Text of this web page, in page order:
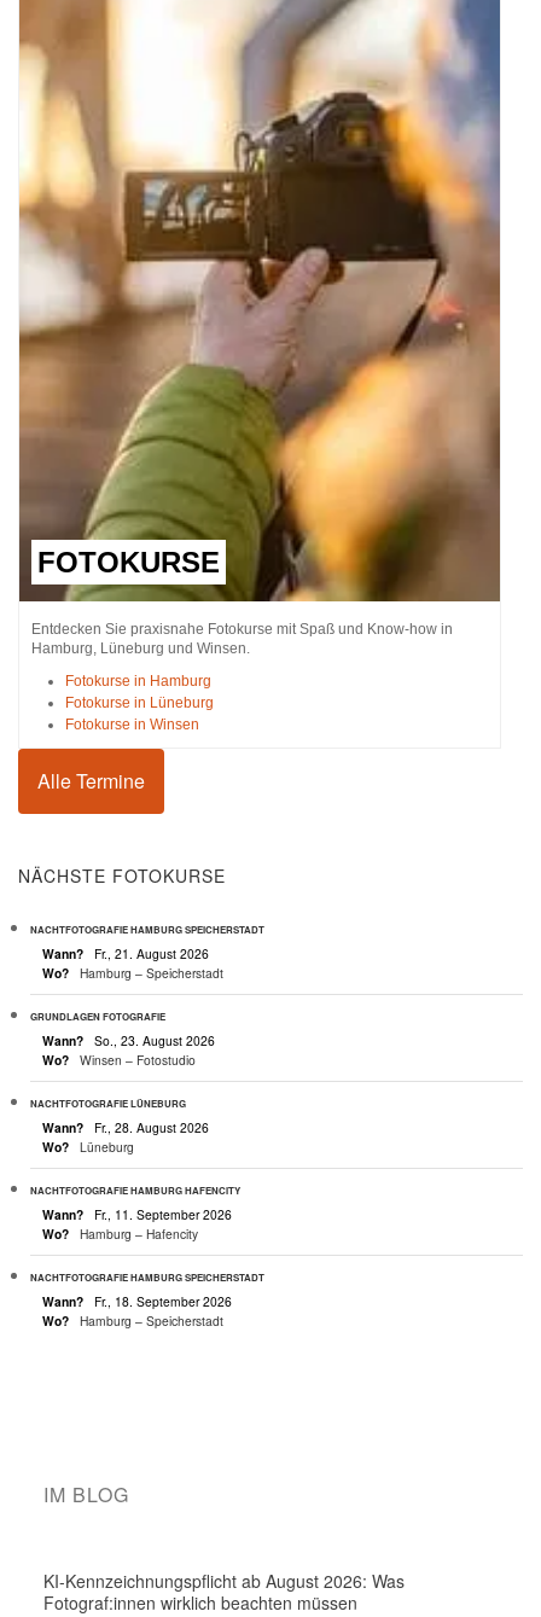
FOTOKURSE
Entdecken Sie praxisnahe Fotokurse mit Spaß und Know-how in
Hamburg, Lüneburg und Winsen.
Fotokurse in Hamburg
Fotokurse in Lüneburg
Fotokurse in Winsen
Alle Termine
NÄCHSTE FOTOKURSE
NACHTFOTOGRAFIE HAMBURG SPEICHERSTADT
Wann?
Fr., 21. August 2026
Wo?
Hamburg – Speicherstadt
GRUNDLAGEN FOTOGRAFIE
Wann?
So., 23. August 2026
Wo?
Winsen – Fotostudio
NACHTFOTOGRAFIE LÜNEBURG
Wann?
Fr., 28. August 2026
Wo?
Lüneburg
NACHTFOTOGRAFIE HAMBURG HAFENCITY
Wann?
Fr., 11. September 2026
Wo?
Hamburg – Hafencity
NACHTFOTOGRAFIE HAMBURG SPEICHERSTADT
Wann?
Fr., 18. September 2026
Wo?
Hamburg – Speicherstadt
IM BLOG
KI-Kennzeichnungspflicht ab August 2026: Was
Fotograf:innen wirklich beachten müssen